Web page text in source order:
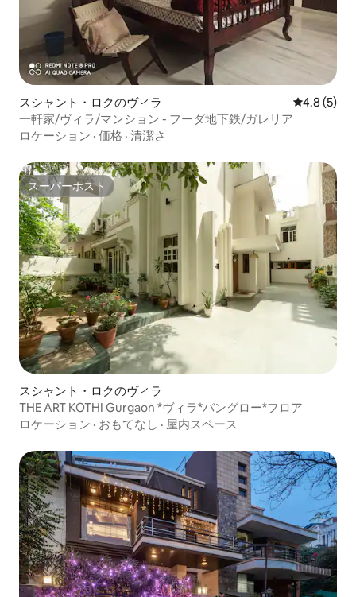
スシャント・ロクのヴィラ レビュー5
4.8 (5)
一軒家/ヴィラ/マンション - フーダ地下鉄/ガレリア
ロケーション · 価格 · 清潔さ
スーパーホスト
スーパーホスト
スシャント・ロクのヴィラ
THE ART KOTHI Gurgaon *ヴィラ*バングロー*フロア
ロケーション · おもてなし · 屋内スペース